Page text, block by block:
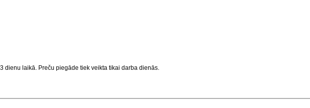
dienu laikā. Preču piegāde tiek veikta tikai darba dienās.